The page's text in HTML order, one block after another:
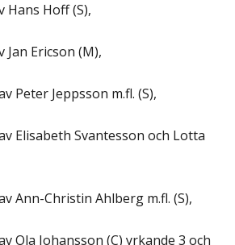
Hans Hoff (S),
Jan Ericson (M),
Peter Jeppsson m.fl. (S),
Elisabeth Svantesson och Lotta
Ann-Christin Ahlberg m.fl. (S),
Ola Johansson (C) yrkande 3 och